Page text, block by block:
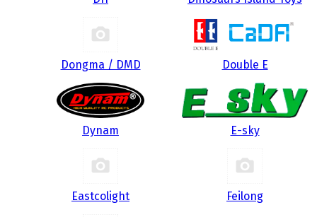
Dongma / DMD Double E
Dynam E-sky
Eastcolight Feilong